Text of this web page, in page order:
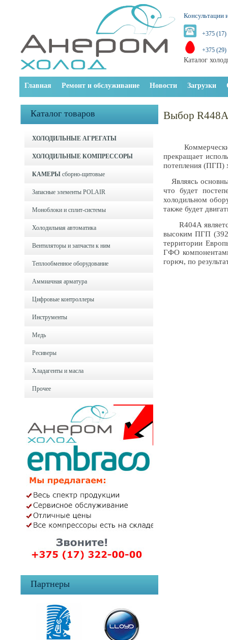
Консультации
+375 (17)
+375 (29)
Каталог
Главная Ремонт и обслуживание Новости Загрузки
Каталог товаров
ХОЛОДИЛЬНЫЕ АГРЕГАТЫ
ХОЛОДИЛЬНЫЕ КОМПРЕССОРЫ
КАМЕРЫ сборно-щитовые
Запасные элементы POLAIR
Моноблоки и cплит-системы
Холодильная автоматика
Вентиляторы и запчасти к ним
Теплообменное оборудование
Аммиачная арматура
Цифровые контроллеры
Инструменты
Медь
Ресиверы
Хладагенты и масла
Прочее
Партнеры
Выбор R448A
Коммерческий
прекращает
потепления (ПГП)
Являясь
что будет
холодильном
также будет
R404A является
высоким ПГП
территории
ГФО
горюч, по